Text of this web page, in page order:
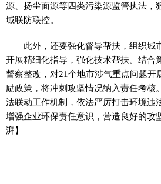
源、扬尘面源等四类污染源监管执法，
域联防联控。
此外，还要强化督导帮扶，组织城
开展精细化指导，强化技术帮扶。结合
督察整改，对21个地市涉气重点问题开
励政策，将冲刺攻坚情况纳入责任考核
法联动工作机制，依法严厉打击环境违
增强企业环保责任意识，营造良好的攻
湃】